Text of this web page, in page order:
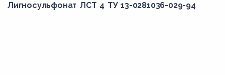
Лигносульфонат ЛСТ 4 ТУ 13-0281036-029-94